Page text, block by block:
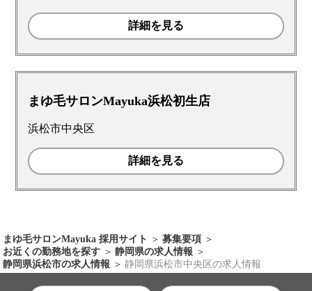
詳細を見る
まゆ毛サロンMayuka浜松初生店
浜松市中央区
詳細を見る
まゆ毛サロンMayuka 採用サイト
募集要項
お近くの勤務地を探す
静岡県の求人情報
静岡県浜松市の求人情報
静岡県浜松市中央区の求人情報